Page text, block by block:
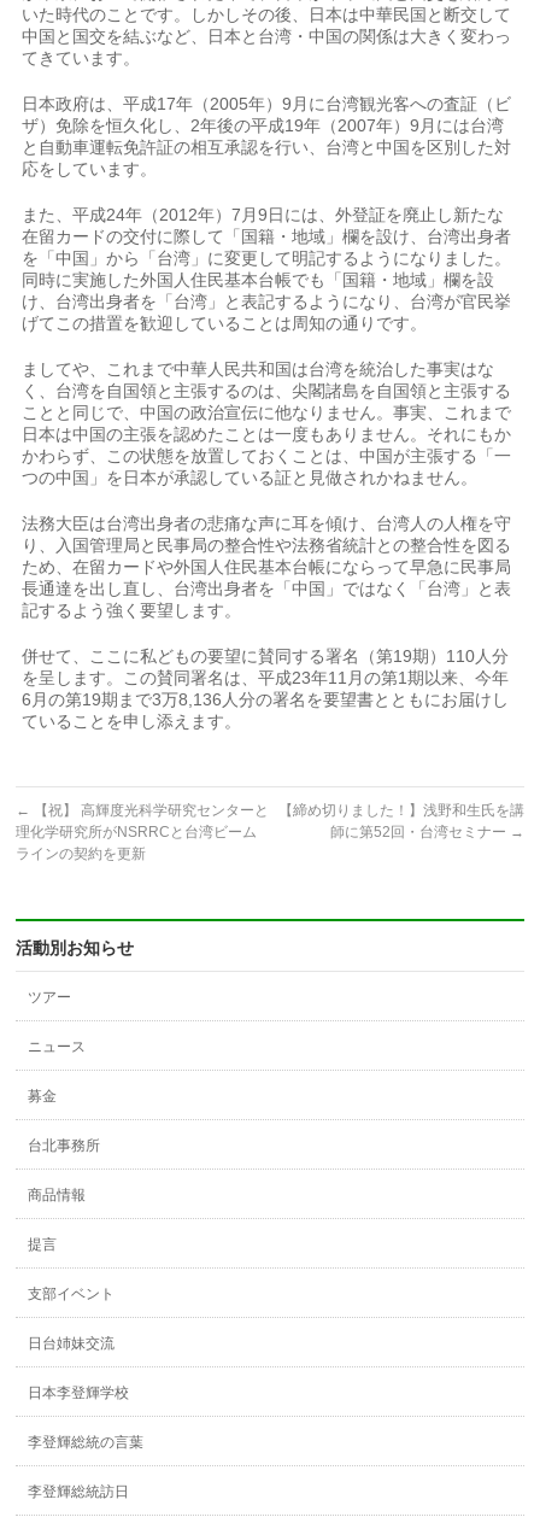
いた時代のことです。しかしその後、日本は中華民国と断交して
中国と国交を結ぶなど、日本と台湾・中国の関係は大きく変わっ
てきています。
日本政府は、平成17年（2005年）9月に台湾観光客への査証（ビ
ザ）免除を恒久化し、2年後の平成19年（2007年）9月には台湾
と自動車運転免許証の相互承認を行い、台湾と中国を区別した対
応をしています。
また、平成24年（2012年）7月9日には、外登証を廃止し新たな
在留カードの交付に際して「国籍・地域」欄を設け、台湾出身者
を「中国」から「台湾」に変更して明記するようになりました。
同時に実施した外国人住民基本台帳でも「国籍・地域」欄を設
け、台湾出身者を「台湾」と表記するようになり、台湾が官民挙
げてこの措置を歓迎していることは周知の通りです。
ましてや、これまで中華人民共和国は台湾を統治した事実はな
く、台湾を自国領と主張するのは、尖閣諸島を自国領と主張する
ことと同じで、中国の政治宣伝に他なりません。事実、これまで
日本は中国の主張を認めたことは一度もありません。それにもか
かわらず、この状態を放置しておくことは、中国が主張する「一
つの中国」を日本が承認している証と見做されかねません。
法務大臣は台湾出身者の悲痛な声に耳を傾け、台湾人の人権を守
り、入国管理局と民事局の整合性や法務省統計との整合性を図る
ため、在留カードや外国人住民基本台帳にならって早急に民事局
長通達を出し直し、台湾出身者を「中国」ではなく「台湾」と表
記するよう強く要望します。
併せて、ここに私どもの要望に賛同する署名（第19期）110人分
を呈します。この賛同署名は、平成23年11月の第1期以来、今年
6月の第19期まで3万8,136人分の署名を要望書とともにお届けし
ていることを申し添えます。
←
【祝】 高輝度光科学研究センターと
理化学研究所がNSRRCと台湾ビーム
ラインの契約を更新
【締め切りました！】浅野和生氏を講
師に第52回・台湾セミナー →
活動別お知らせ
ツアー
ニュース
募金
台北事務所
商品情報
提言
支部イベント
日台姉妹交流
日本李登輝学校
李登輝総統の言葉
李登輝総統訪日